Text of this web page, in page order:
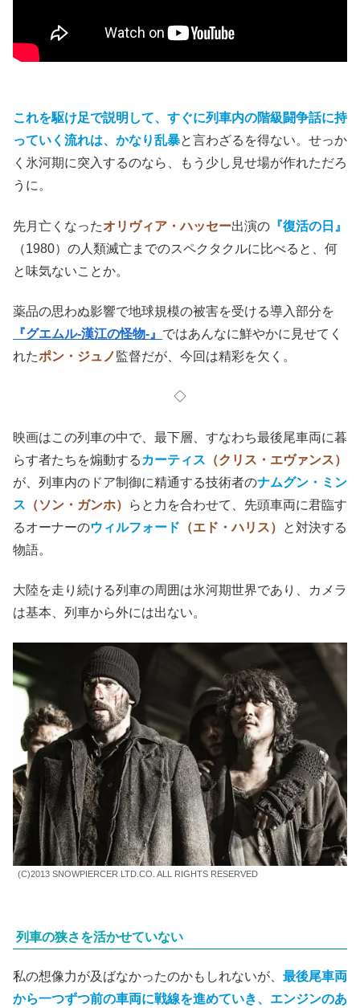
唯一の生存者たちはノアの方舟のような列車
サー＞
これを駆け足で説明して、すぐに列車内の階級闘争話に持
っていく流れは、かなり乱暴 と言わざるを得ない。せっか
先月亡くなったオリヴィア・ハッセー出演の『復活の日』
（1980）の人類滅亡までのスペクタクルに比べると、何
と味気ないことか。
薬品の思わぬ影響で地球規模の被害を受ける導入部分を
『グエムル-漢江の怪物-』
◇
映画はこの列車の中で、最下層、すなわち最後尾車両に暮
らす者たちを煽動する
（クリス・エヴァンス）
が、列車内のドア制御に精通する技術者のナムグン・ミン
ス（ソン・ガンホ） らと力を合わせて、先頭車両に君臨す
るオーナーの ウィルフォード（エド・ハリス）と対決する
物語。
大陸を走り続ける列車の周囲は氷河期世界であり、カメラ
は基本、列車から外には出ない。